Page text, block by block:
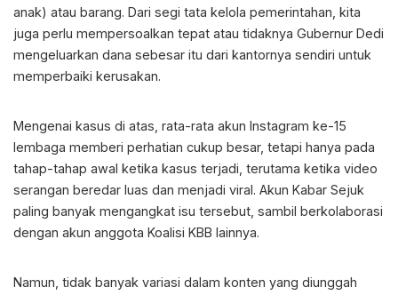
anak) atau barang. Dari segi tata kelola pemerintahan, kita
juga perlu mempersoalkan tepat atau tidaknya Gubernur Dedi
mengeluarkan dana sebesar itu dari kantornya sendiri untuk
memperbaiki kerusakan.
Mengenai kasus di atas, rata-rata akun Instagram ke-15
lembaga memberi perhatian cukup besar, tetapi hanya pada
tahap-tahap awal ketika kasus terjadi, terutama ketika video
serangan beredar luas dan menjadi viral. Akun Kabar Sejuk
paling banyak mengangkat isu tersebut, sambil berkolaborasi
dengan akun anggota Koalisi KBB lainnya.
Namun, tidak banyak variasi dalam konten yang diunggah